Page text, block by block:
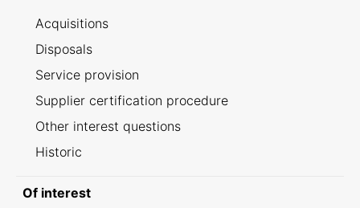
Acquisitions
Disposals
Service provision
Supplier certification procedure
Other interest questions
Historic
Of interest